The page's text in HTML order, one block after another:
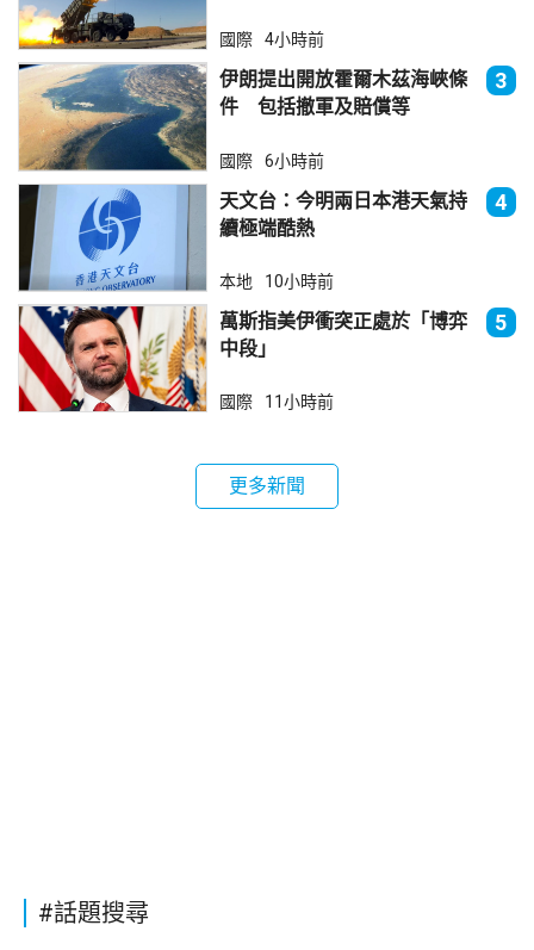
國際 4小時前
伊朗提出開放霍爾木茲海峽條
件 包括撤軍及賠償等
3
國際 6小時前
天文台：今明兩日本港天氣持
續極端酷熱
4
本地 10小時前
萬斯指美伊衝突正處於「博弈
中段」
5
國際 11小時前
更多新聞
#話題搜尋